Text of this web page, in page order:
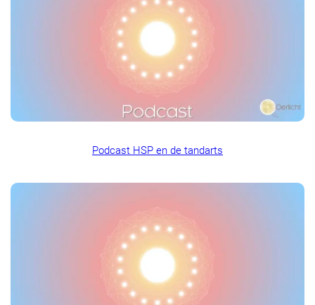
Podcast HSP en de tandarts